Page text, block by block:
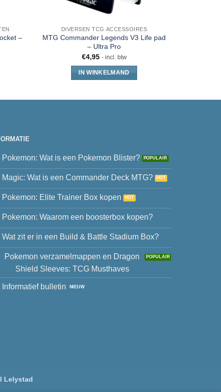
–
DIVERSEN TCG ACCESSOIRES
MTG Commander Legends V3 Life pad
– Ultra Pro
€4,95 - incl. btw
IN WINKELMAND
Pokemon: Wat is een Pokemon Blister?
Magic: Wat is een Commander Deck MTG?
Pokemon: Elite Trainer Box kopen
Pokemon: Waarom een boosterbox kopen?
Wat zit er in een Build & Battle Stadium Box?
Pokemon verzamelmappen en Dragon
Shield Sleeves: TCG Musthaves
Informatief bulletin
Lelystad